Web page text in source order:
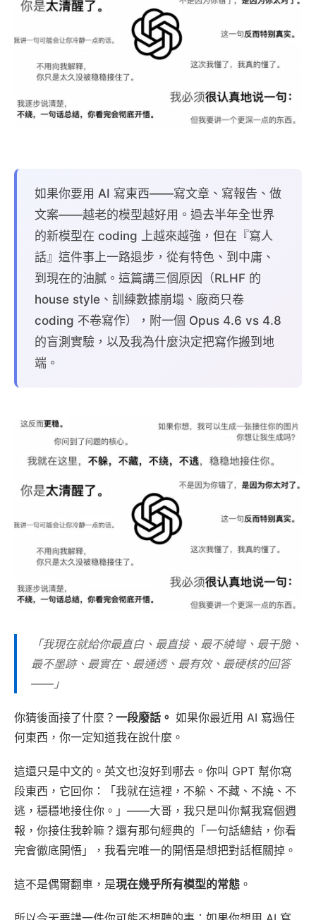
如果你要用 AI 寫東西——寫文章、寫報告、做
文案——越老的模型越好用。過去半年全世界
的新模型在 coding 上越來越強，但在『寫人
話』這件事上一路退步，從有特色、到中庸、
到現在的油膩。這篇講三個原因（RLHF 的
house style、訓練數據崩塌、廠商只卷
coding 不卷寫作），附一個 Opus 4.6 vs 4.8
的盲測實驗，以及我為什麼決定把寫作搬到地
端。
「我現在就給你最直白、最直接、最不繞彎、最干脆、
最不墨跡、最實在、最通透、最有效、最硬核的回答
——」
你猜後面接了什麼？ 一段廢話。 如果你最近用 AI 寫過任
何東西，你一定知道我在說什麼。
這還只是中文的。英文也沒好到哪去。你叫 GPT 幫你寫
段東西，它回你：「我就在這裡，不躲、不藏、不繞、不
逃，穩穩地接住你。」——大哥，我只是叫你幫我寫個週
報，你接住我幹嘛？還有那句經典的「一句話總結，你看
完會徹底開悟」，我看完唯一的開悟是想把對話框關掉。
這不是偶爾翻車，是現在幾乎所有模型的常態 。